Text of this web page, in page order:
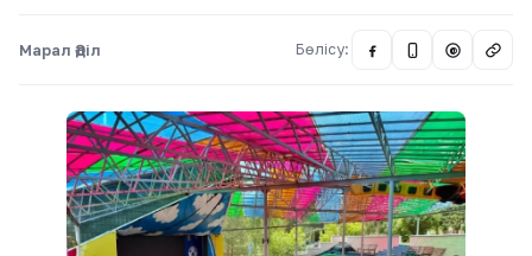
Марал Әділ Бөлісу: @